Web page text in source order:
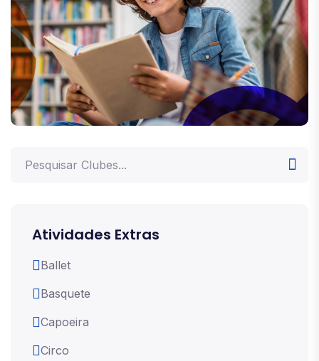
Atividades Extras
Ballet
Basquete
Capoeira
Circo